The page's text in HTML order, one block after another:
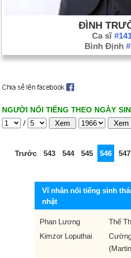
ĐÌNH
Ca sĩ
Bình Định
NGƯỜI NỔI TIẾNG THEO NGÀY
/
Trước 543 544 545 546 547
Vĩ nhân nổi tiếng sinh
nhật
Phan Lương
Thể
Kimzor Loputhai